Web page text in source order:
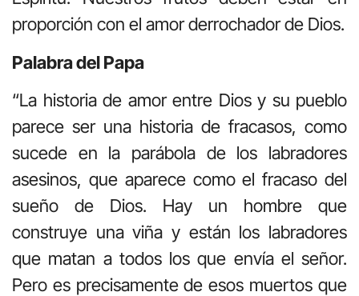
proporción con el amor derrochador de Dios.
Palabra del Papa
“La historia de amor entre Dios y su pueblo
parece ser una historia de fracasos, como
sucede en la parábola de los labradores
asesinos, que aparece como el fracaso del
sueño de Dios. Hay un hombre que
construye una viña y están los labradores
que matan a todos los que envía el señor.
Pero es precisamente de esos muertos que